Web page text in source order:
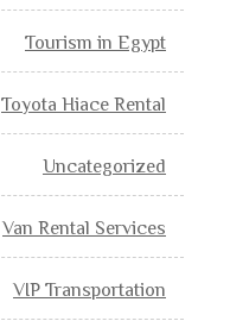
Tourism in Egypt
Toyota Hiace Rental
Uncategorized
Van Rental Services
VIP Transportation